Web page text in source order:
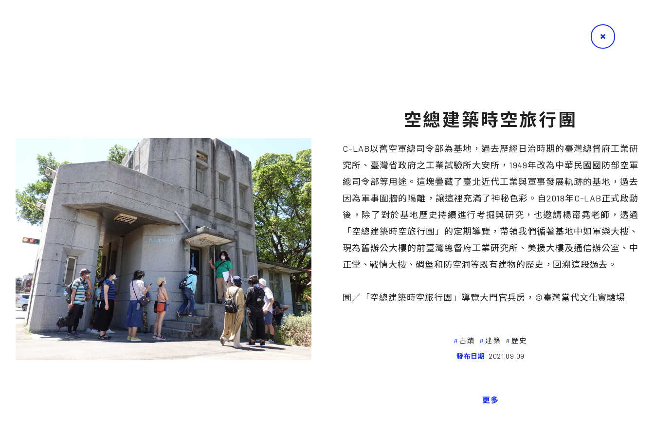
空總建築時空旅行團
C-LAB以舊空軍總司令部為基地，過去歷經日治時期的臺灣總督府工業研
究所、臺灣省政府之工業試驗所大安所，1949年改為中華民國國防部空軍
總司令部等用途。這塊疊藏了臺北近代工業與軍事發展軌跡的基地，過去
因為軍事圍牆的隔離，讓這裡充滿了神秘色彩。自2018年C-LAB正式啟動
後，除了對於基地歷史持續進行考掘與研究，也邀請楊甯堯老師，透過
「空總建築時空旅行團」的定期導覽，帶領我們循著基地中如軍樂大樓、
現為舊辦公大樓的前臺灣總督府工業研究所、美援大樓及通信辦公室、中
正堂、戰情大樓、碉堡和防空洞等既有建物的歷史，回溯這段過去。
圖／「空總建築時空旅行團」導覽大門官兵房，©臺灣當代文化實驗場
古蹟 建築
歷史
發布日期 2021.09.09
更多